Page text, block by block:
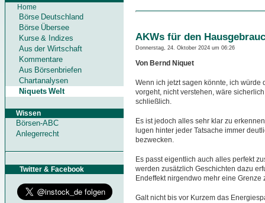
Home
Börse Deutschland
Börse Übersee
Kurse & Indizes
Aus der Wirtschaft
Kommentare
Aus Börsenbriefen
Chartanalysen
Niquets Welt
Wissen
Börsen-ABC
Anlegerrecht
Twitter & Facebook
AKWs für den
Donnerstag, 24. Oktober 2024 um 06:26
Von Bernd Niquet
Wenn ich jetzt sagen könnte, ich
vorgeht, nicht verstehen, wäre
schließlich.
Es ist jedoch alles sehr klar zu
lugen hinter jeder Tatsache immer
bezwecken.
Es passt eigentlich auch alles perfekt
werden zusätzlich Geschichten dazu
Endeffekt nirgendwo mehr eine Grenze
Galt nicht bis vor Kurzem das